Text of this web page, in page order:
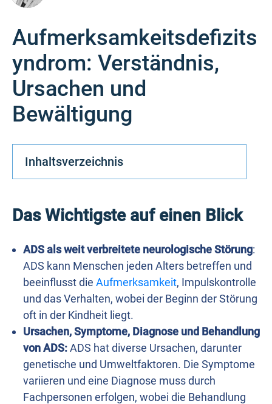
Aufmerksamkeitsdefizits
yndrom: Verständnis,
Ursachen und
Bewältigung
Inhaltsverzeichnis
Das Wichtigste auf einen Blick
ADS als weit verbreitete neurologische Störung:
ADS kann Menschen jeden Alters betreffen und
beeinflusst die Aufmerksamkeit, Impulskontrolle
und das Verhalten, wobei der Beginn der Störung
oft in der Kindheit liegt.
Ursachen, Symptome, Diagnose und Behandlung
von ADS:ADS hat diverse Ursachen, darunter
genetische und Umweltfaktoren. Die Symptome
variieren und eine Diagnose muss durch
Fachpersonen erfolgen, wobei die Behandlung